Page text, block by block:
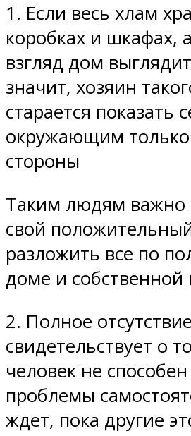
1. Если весь хлам
коробках и шкафах,
взгляд дом
значит, хозяин
старается показать
окружающим
стороны
Таким людям важно
свой
разложить все по
доме и собственной
2. Полное
свидетельствует о
человек не
проблемы
ждет, пока другие